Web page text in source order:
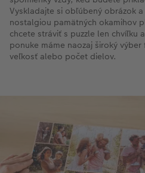
Vyskladajte si obľúbený obrázok
nostalgiou pamätných okamihov
chcete stráviť s puzzle len chvíľku
ponuke máme naozaj široký
veľkosť alebo počet dielov.